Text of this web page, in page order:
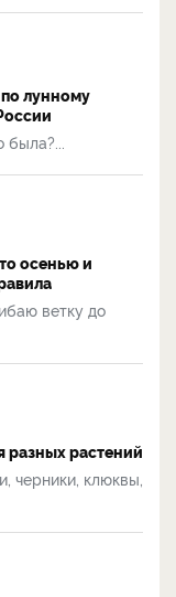
лунному
осенью и
ветку до
растений
черники, клюквы,